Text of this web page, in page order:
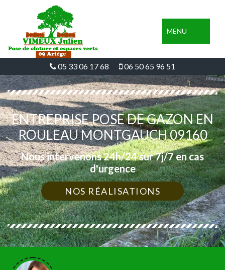
MENU
05 33 06 17 68 06 50 65 96 51
ENTREPRISE POSE DE GAZON EN
ROULEAU MONTGAUCH 09160
Nous intervenons 24h/24 sur 7j/7 en cas
d'urgence
NOS RÉALISATIONS